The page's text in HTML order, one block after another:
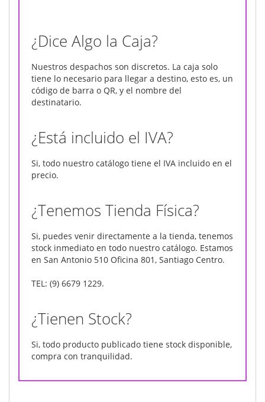
¿Dice Algo la Caja?
Nuestros despachos son discretos. La caja solo
tiene lo necesario para llegar a destino, esto es, un
código de barra o QR, y el nombre del
destinatario.
¿Está incluido el IVA?
Si, todo nuestro catálogo tiene el IVA incluido en el
precio.
¿Tenemos Tienda Física?
Si, puedes venir directamente a la tienda, tenemos
stock inmediato en todo nuestro catálogo. Estamos
en San Antonio 510 Oficina 801, Santiago Centro.
TEL: (9) 6679 1229.
¿Tienen Stock?
Si, todo producto publicado tiene stock disponible,
compra con tranquilidad.